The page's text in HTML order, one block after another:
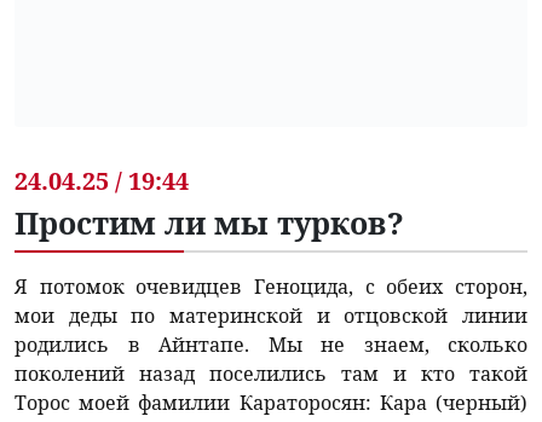
24.04.25 / 19:44
Простим ли мы турков?
Я потомок очевидцев Геноцида, с обеих сторон,
мои деды по материнской и отцовской линии
родились в Айнтапе. Мы не знаем, сколько
поколений назад поселились там и кто такой
Торос моей фамилии Караторосян: Кара (черный)